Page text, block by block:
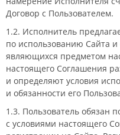
Договор с Пользователем.
1.2. Исполнитель
по использованию Сайта и
являющихся предметом
настоящего Соглашения
и определяют условия
и обязанности его
1.3. Пользователь обязан
с условиями настоящего